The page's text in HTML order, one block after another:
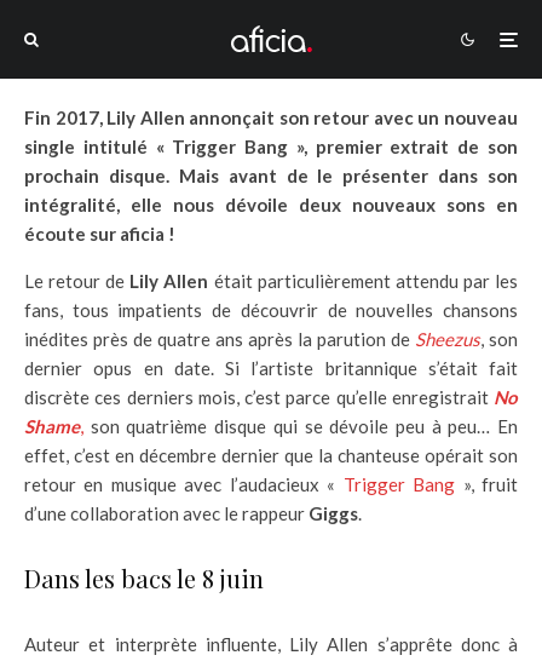
Fin 2017, Lily Allen annonçait son retour avec un nouveau
single intitulé « Trigger Bang », premier extrait de son
prochain disque. Mais avant de le présenter dans son
intégralité, elle nous dévoile deux nouveaux sons en
écoute sur aficia !
Le retour de Lily Allen était particulièrement attendu par les
fans, tous impatients de découvrir de nouvelles chansons
inédites près de quatre ans après la parution de Sheezus, son
dernier opus en date. Si l’artiste britannique s’était fait
discrète ces derniers mois, c’est parce qu’elle enregistrait No
Shame, son quatrième disque qui se dévoile peu à peu… En
effet, c’est en décembre dernier que la chanteuse opérait son
retour en musique avec l’audacieux « Trigger Bang », fruit
d’une collaboration avec le rappeur Giggs.
Dans les bacs le 8 juin
Auteur et interprète influente, Lily Allen s’apprête donc à